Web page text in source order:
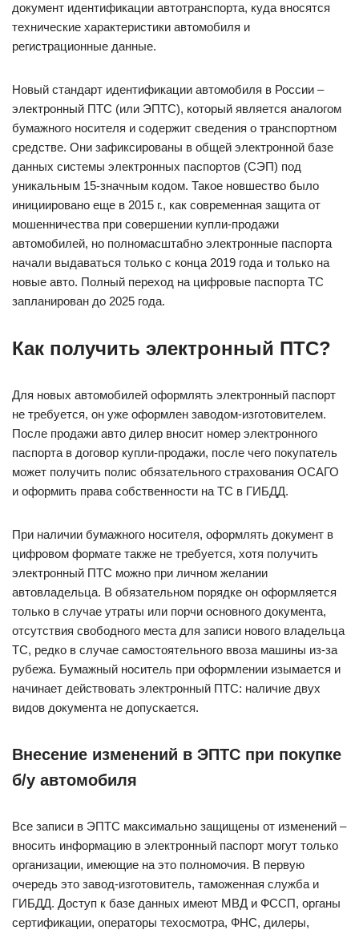
документ идентификации автотранспорта, куда вносятся
технические характеристики автомобиля и
регистрационные данные.
Новый стандарт идентификации автомобиля в России –
электронный ПТС (или ЭПТС), который является аналогом
бумажного носителя и содержит сведения о транспортном
средстве. Они зафиксированы в общей электронной базе
данных системы электронных паспортов (СЭП) под
уникальным 15-значным кодом. Такое новшество было
инициировано еще в 2015 г., как современная защита от
мошенничества при совершении купли-продажи
автомобилей, но полномасштабно электронные паспорта
начали выдаваться только с конца 2019 года и только на
новые авто. Полный переход на цифровые паспорта ТС
запланирован до 2025 года.
Как получить электронный ПТС?
Для новых автомобилей оформлять электронный паспорт
не требуется, он уже оформлен заводом-изготовителем.
После продажи авто дилер вносит номер электронного
паспорта в договор купли-продажи, после чего покупатель
может получить полис обязательного страхования ОСАГО
и оформить права собственности на ТС в ГИБДД.
При наличии бумажного носителя, оформлять документ в
цифровом формате также не требуется, хотя получить
электронный ПТС можно при личном желании
автовладельца. В обязательном порядке он оформляется
только в случае утраты или порчи основного документа,
отсутствия свободного места для записи нового владельца
ТС, редко в случае самостоятельного ввоза машины из-за
рубежа. Бумажный носитель при оформлении изымается и
начинает действовать электронный ПТС: наличие двух
видов документа не допускается.
Внесение изменений в ЭПТС при покупке
б/у автомобиля
Все записи в ЭПТС максимально защищены от изменений –
вносить информацию в электронный паспорт могут только
организации, имеющие на это полномочия. В первую
очередь это завод-изготовитель, таможенная служба и
ГИБДД. Доступ к базе данных имеют МВД и ФССП, органы
сертификации, операторы техосмотра, ФНС, дилеры,